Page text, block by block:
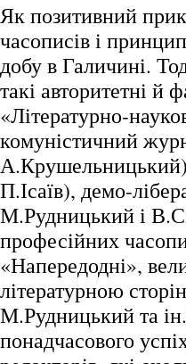
Як позитивний
часописів і
добу в Галичині.
такі авторитетні й
«Літературно-
комуністичний
П.Ісаїв), демо-
М.Рудницький і
професійних
«Напередодні»,
літературною
М.Рудницький та
понадчасового